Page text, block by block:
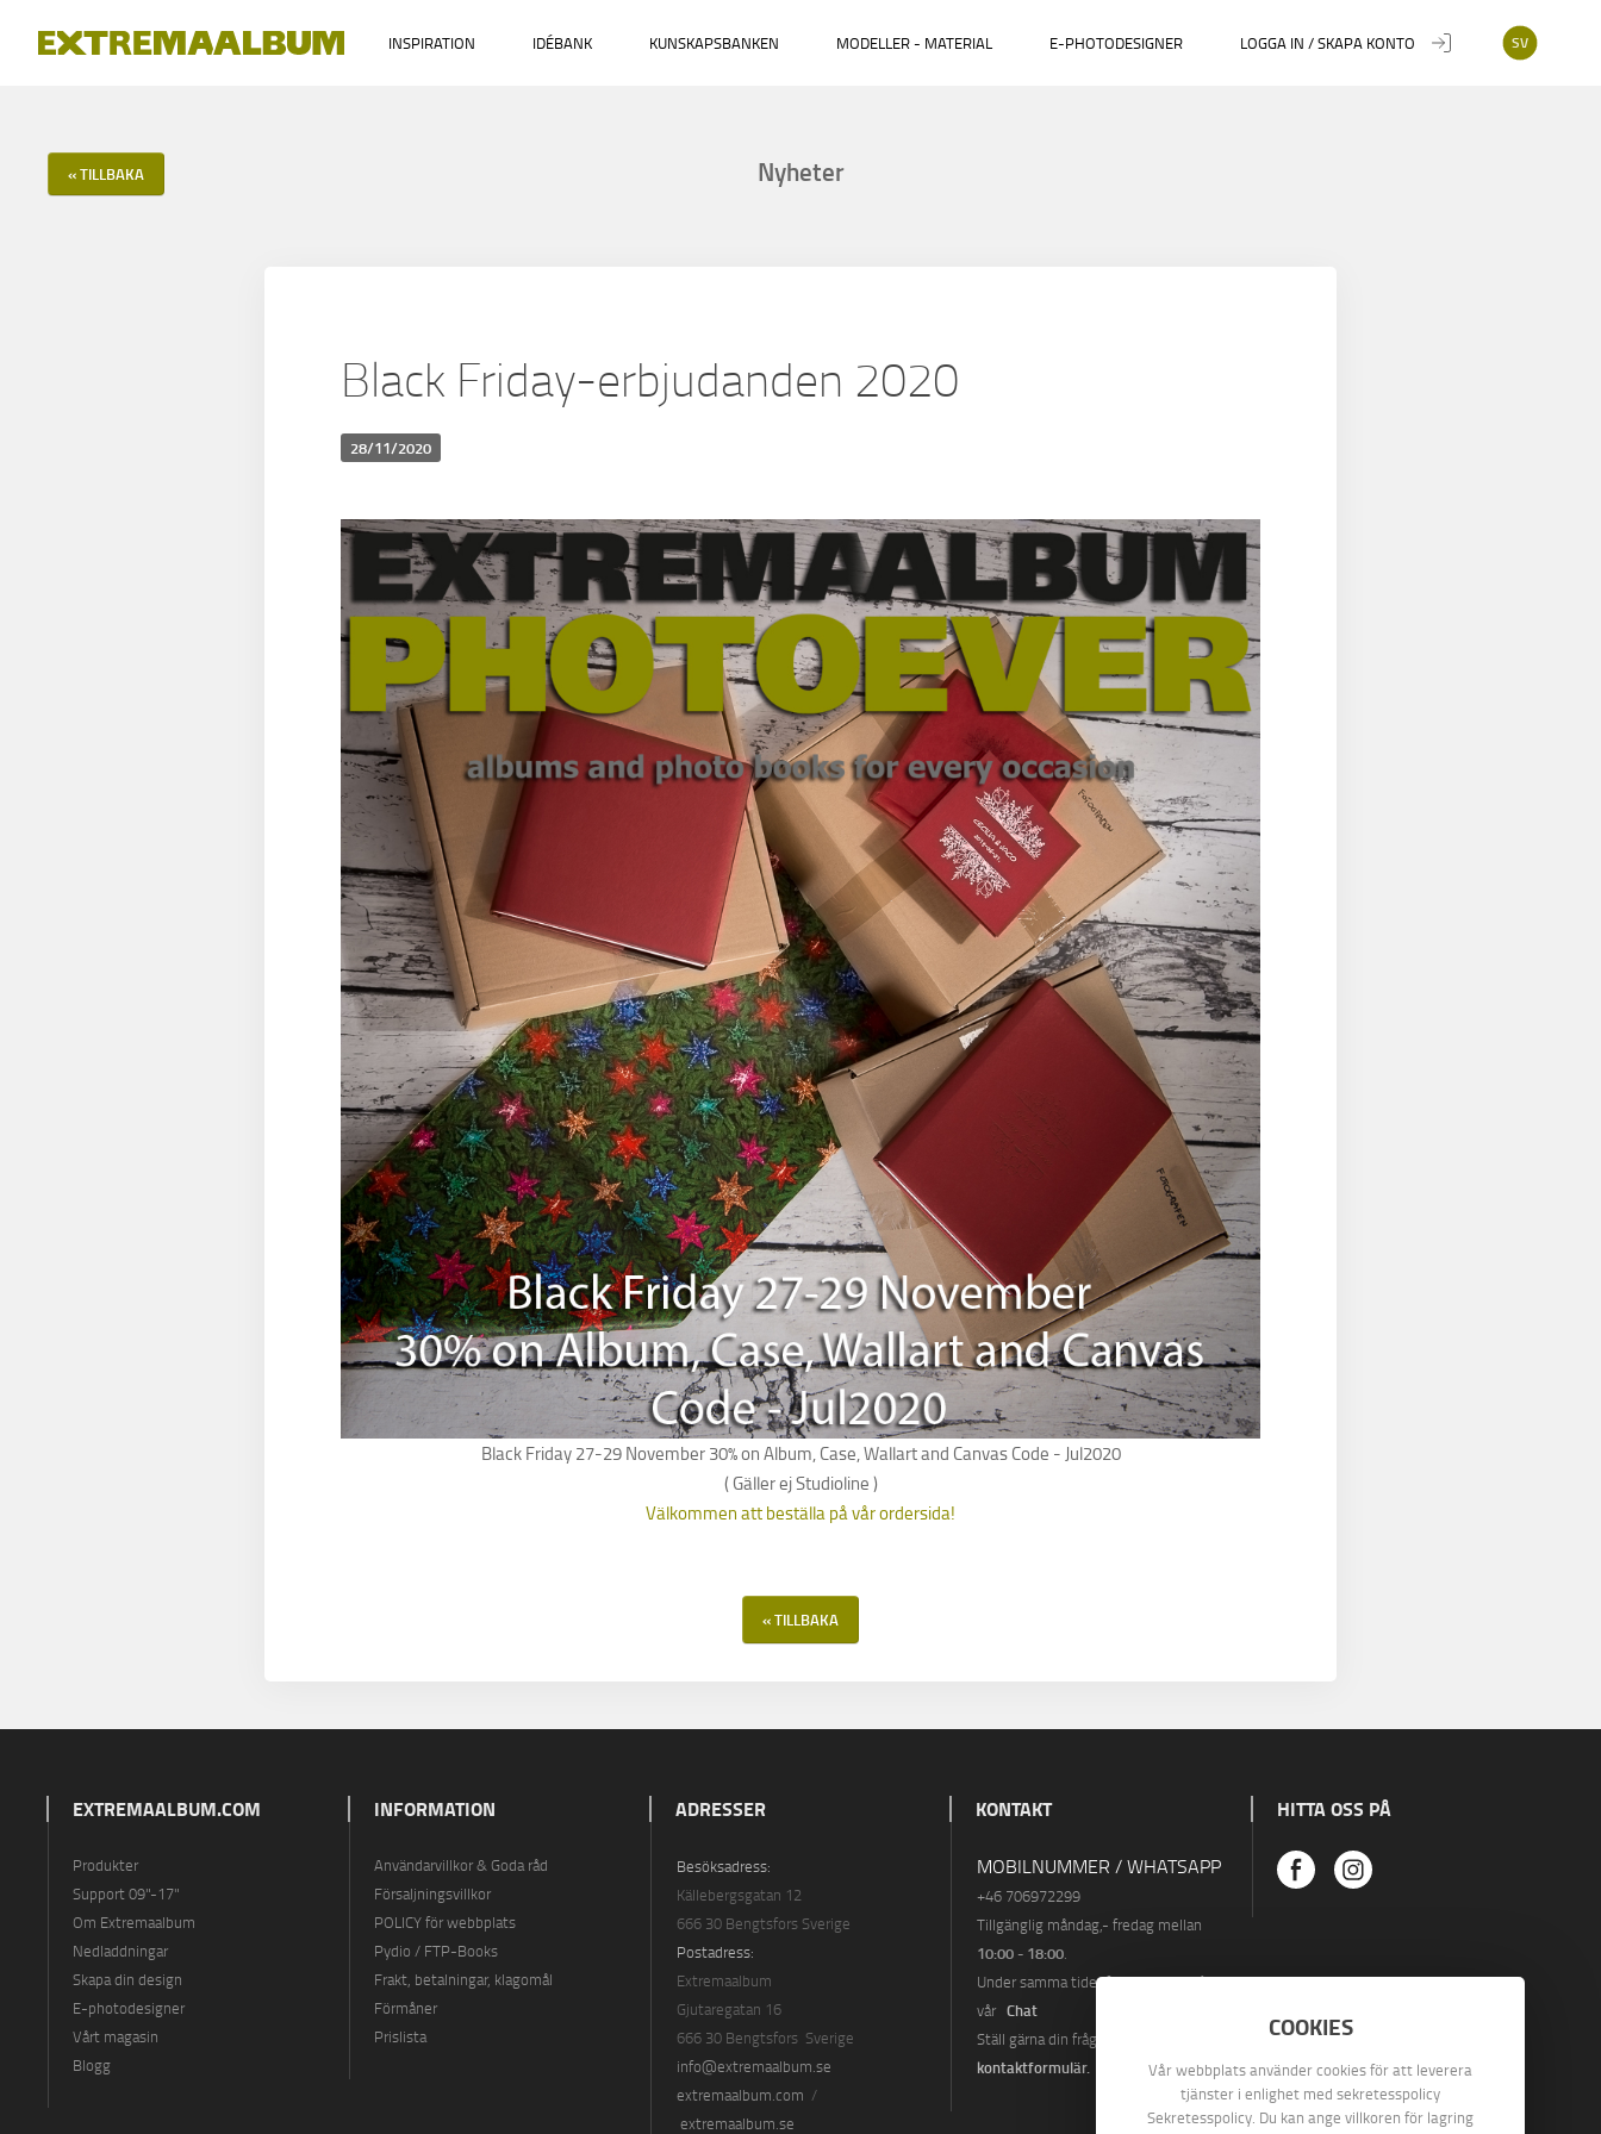
SV
INSPIRATION IDÉBANK KUNSKAPSBANKEN MODELLER - MATERIAL E-PHOTODESIGNER LOGGA IN / SKAPA KONTO
Nyheter
« TILLBAKA
Black Friday-erbjudanden 2020
28/11/2020
Black Friday 27-29 November 30% on Album, Case, Wallart and Canvas Code - Jul2020
( Gäller ej Studioline )
Välkommen att beställa på vår ordersida!
« TILLBAKA
EXTREMAALBUM.COM
Produkter
Support 09"-17"
Om Extremaalbum
Nedladdningar
Skapa din design
E-photodesigner
Vårt magasin
Blogg
INFORMATION
Användarvillkor & Goda råd
Försaljningsvillkor
POLICY för webbplats
Pydio / FTP-Books
Frakt, betalningar, klagomål
Förmåner
Prislista
ADRESSER
Besöksadress:
Källebergsgatan 12
666 30 Bengtsfors Sverige
Postadress:
Extremaalbum
Gjutaregatan 16
666 30 Bengtsfors Sverige
info@extremaalbum.se
extremaalbum.com /
extremaalbum.se
KONTAKT
MOBILNUMMER / WHATSAPP
+46 706972299
Tillgänglig måndag,- fredag ​​mellan
10:00 - 18:00.
Under samma tider finns vi även på
vår Chat
Ställ gärna din fråga via vårt
kontaktformulär.
HITTA OSS PÅ
COOKIES
Vår webbplats använder cookies för att leverera
tjänster i enlighet med sekretesspolicy
Sekretesspolicy. Du kan ange villkoren för lagring